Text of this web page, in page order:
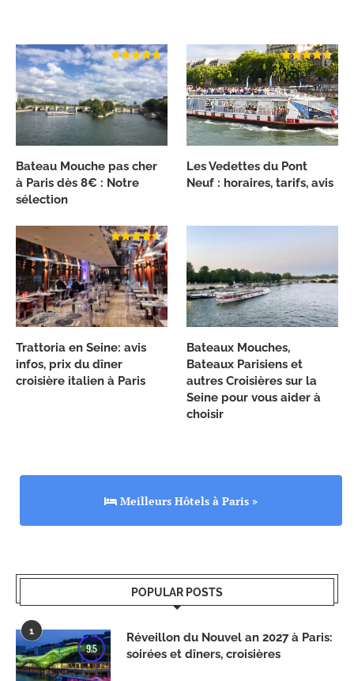
Bateau Mouche pas cher
à Paris dès 8€ : Notre
sélection
Les Vedettes du Pont
Neuf : horaires, tarifs, avis
Trattoria en Seine: avis
infos, prix du dîner
croisière italien à Paris
Bateaux Mouches,
Bateaux Parisiens et
autres Croisières sur la
Seine pour vous aider à
choisir
Meilleurs Hôtels à Paris »
POPULAR POSTS
1
9.5
Réveillon du Nouvel an 2027 à Paris:
soirées et dîners, croisières